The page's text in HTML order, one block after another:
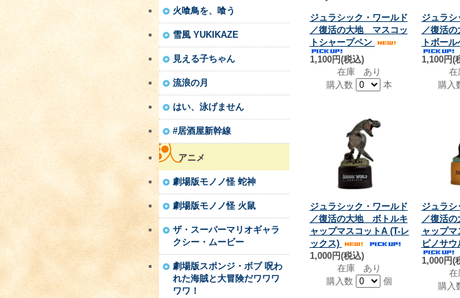
火喰鳥を、喰う
雪風 YUKIKAZE
見える子ちゃん
流浪の月
はい、泳げません
#居酒屋新幹線
アニメ
劇場版モノノ怪 蛇神
劇場版モノノ怪 火鼠
ザ・スーパーマリオギャラ
クシー・ムービー
劇場版スポンジ・ボブ 呪わ
れた海賊と大冒険だワワワ
ワワ！
ジュラシック・ワールド
／復活の大地 マスコッ
トシャープペン
1,100円(税込)
在庫 あり
購入数
本
ジュラシ
／復活
トボー
1,100円(
購入
ジュラシック・ワールド
／復活の大地 ボトルキ
ャップマスコットA (T-レ
ックス)
1,000円(税込)
在庫 あり
購入数
個
ジュラシ
／復活
ャップ
ピノサウ
1,000円(
購入